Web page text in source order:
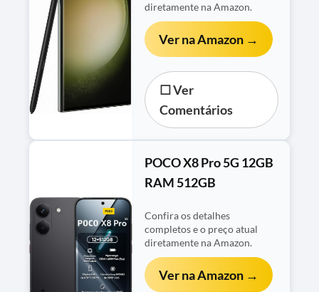
diretamente na Amazon.
Ver na Amazon →
☐ Ver
Comentários
POCO X8 Pro 5G 12GB
RAM 512GB
Confira os detalhes
completos e o preço atual
diretamente na Amazon.
Ver na Amazon →